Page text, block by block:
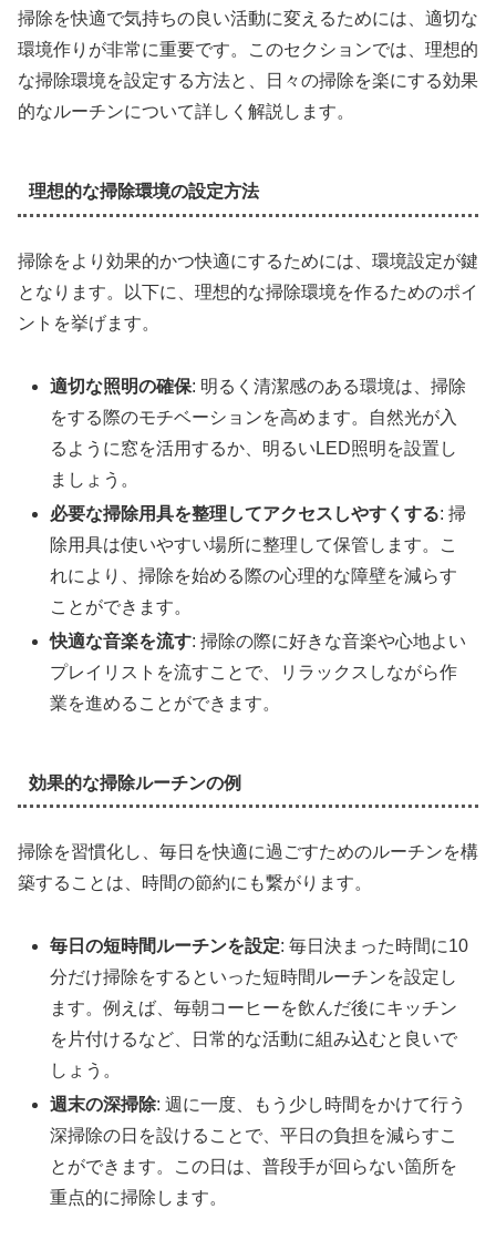
掃除を快適で気持ちの良い活動に変えるためには、適切な
環境作りが非常に重要です。このセクションでは、理想的
な掃除環境を設定する方法と、日々の掃除を楽にする効果
的なルーチンについて詳しく解説します。
理想的な掃除環境の設定方法
掃除をより効果的かつ快適にするためには、環境設定が鍵
となります。以下に、理想的な掃除環境を作るためのポイ
ントを挙げます。
適切な照明の確保: 明るく清潔感のある環境は、掃除
をする際のモチベーションを高めます。自然光が入
るように窓を活用するか、明るいLED照明を設置し
ましょう。
必要な掃除用具を整理してアクセスしやすくする: 掃
除用具は使いやすい場所に整理して保管します。こ
れにより、掃除を始める際の心理的な障壁を減らす
ことができます。
快適な音楽を流す: 掃除の際に好きな音楽や心地よい
プレイリストを流すことで、リラックスしながら作
業を進めることができます。
効果的な掃除ルーチンの例
掃除を習慣化し、毎日を快適に過ごすためのルーチンを構
築することは、時間の節約にも繋がります。
毎日の短時間ルーチンを設定: 毎日決まった時間に10
分だけ掃除をするといった短時間ルーチンを設定し
ます。例えば、毎朝コーヒーを飲んだ後にキッチン
を片付けるなど、日常的な活動に組み込むと良いで
しょう。
週末の深掃除: 週に一度、もう少し時間をかけて行う
深掃除の日を設けることで、平日の負担を減らすこ
とができます。この日は、普段手が回らない箇所を
重点的に掃除します。